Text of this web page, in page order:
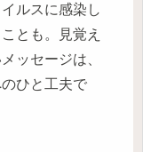
ルスに感染し
とも。見覚え
ッセージは、
ひと工夫で